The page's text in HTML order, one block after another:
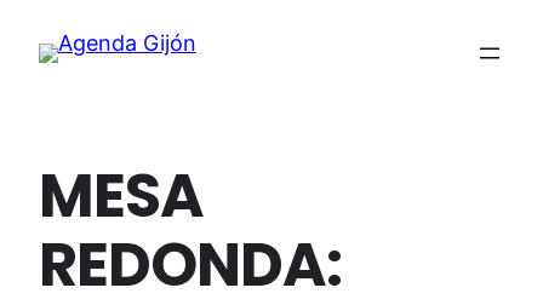
MESA
REDONDA: